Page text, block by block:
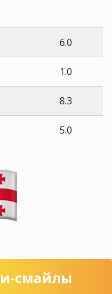
6.0
1.0
8.3
5.0
смайлы